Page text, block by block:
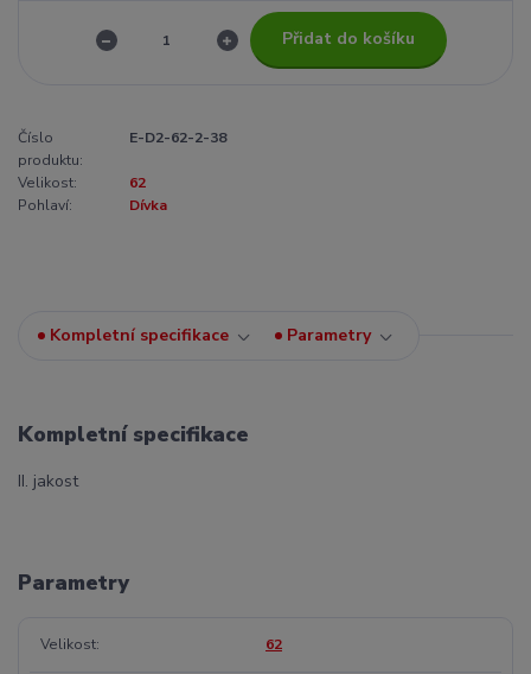
Přidat do košíku
Číslo
produktu:
E-D2-62-2-38
Velikost:
62
Pohlaví:
Dívka
Kompletní specifikace Parametry
Kompletní specifikace
II. jakost
Parametry
Velikost 62